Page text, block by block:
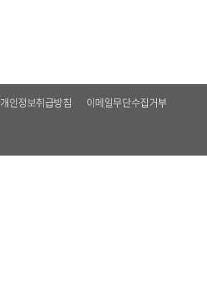
개인정보취급방침 이메일무단수집거부